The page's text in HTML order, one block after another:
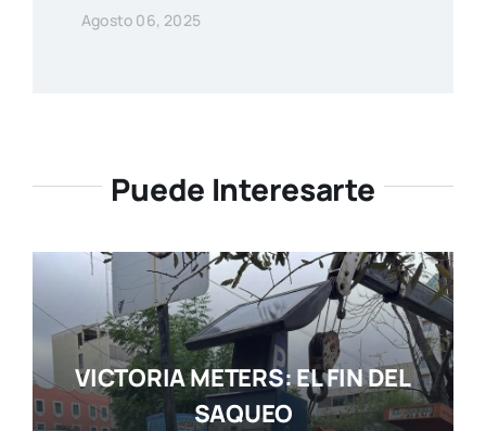
Agosto 06, 2025
Puede Interesarte
VICTORIA METERS: EL FIN DEL
SAQUEO